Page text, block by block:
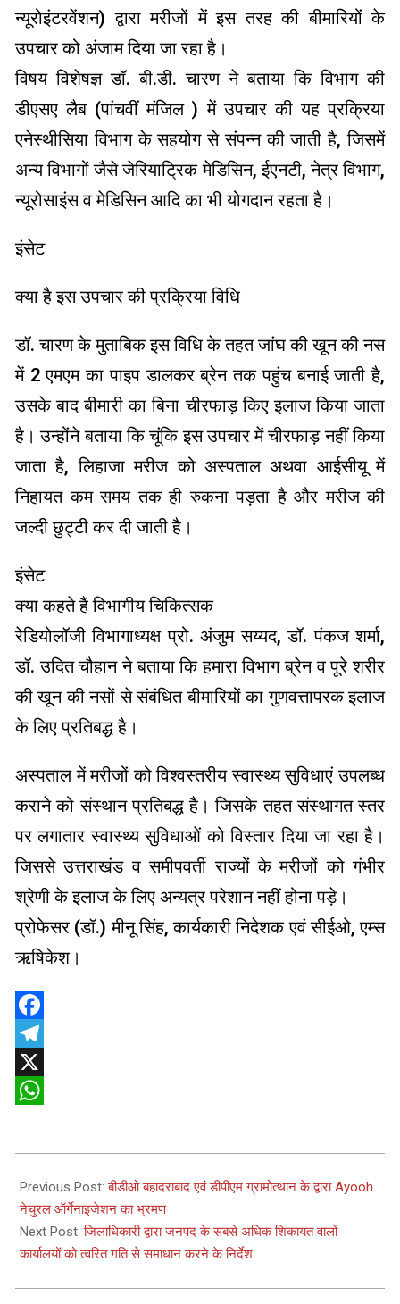
न्यूरोइंटरवेंशन) द्वारा मरीजों में इस तरह की बीमारियों के
उपचार को अंजाम दिया जा रहा है।
विषय विशेषज्ञ डॉ. बी.डी. चारण ने बताया कि विभाग की
डीएसए लैब (पांचवीं मंजिल ) में उपचार की यह प्रक्रिया
एनेस्थीसिया विभाग के सहयोग से संपन्न की जाती है, जिसमें
अन्य विभागों जैसे जेरियाट्रिक मेडिसिन, ईएनटी, नेत्र विभाग,
न्यूरोसाइंस व मेडिसिन आदि का भी योगदान रहता है।
इंसेट
क्या है इस उपचार की प्रक्रिया विधि
डॉ. चारण के मुताबिक इस विधि के तहत जांघ की खून की नस
में 2 एमएम का पाइप डालकर ब्रेन तक पहुंच बनाई जाती है,
उसके बाद बीमारी का बिना चीरफाड़ किए इलाज किया जाता
है। उन्होंने बताया कि चूंकि इस उपचार में चीरफाड़ नहीं किया
जाता है, लिहाजा मरीज को अस्पताल अथवा आईसीयू में
निहायत कम समय तक ही रुकना पड़ता है और मरीज की
जल्दी छुट्टी कर दी जाती है।
इंसेट
क्या कहते हैं विभागीय चिकित्सक
रेडियोलॉजी विभागाध्यक्ष प्रो. अंजुम सय्यद, डॉ. पंकज शर्मा,
डॉ. उदित चौहान ने बताया कि हमारा विभाग ब्रेन व पूरे शरीर
की खून की नसों से संबंधित बीमारियों का गुणवत्तापरक इलाज
के लिए प्रतिबद्ध है।
अस्पताल में मरीजों को विश्वस्तरीय स्वास्थ्य सुविधाएं उपलब्ध
कराने को संस्थान प्रतिबद्ध है। जिसके तहत संस्थागत स्तर
पर लगातार स्वास्थ्य सुविधाओं को विस्तार दिया जा रहा है।
जिससे उत्तराखंड व समीपवर्ती राज्यों के मरीजों को गंभीर
श्रेणी के इलाज के लिए अन्यत्र परेशान नहीं होना पड़े।
प्रोफेसर (डॉ.) मीनू सिंह, कार्यकारी निदेशक एवं सीईओ, एम्स
ऋषिकेश।
Facebook
Telegram
X
02-
06
Previous Post:बीडीओ बहादराबाद एवं डीपीएम ग्रामोत्थान के द्वारा Ayooh
नेचुरल ऑर्गेनाइजेशन का भ्रमण
Next Post:जिलाधिकारी द्वारा जनपद के सबसे अधिक शिकायत वालों
कार्यालयों को त्वरित गति से समाधान करने के निर्देश